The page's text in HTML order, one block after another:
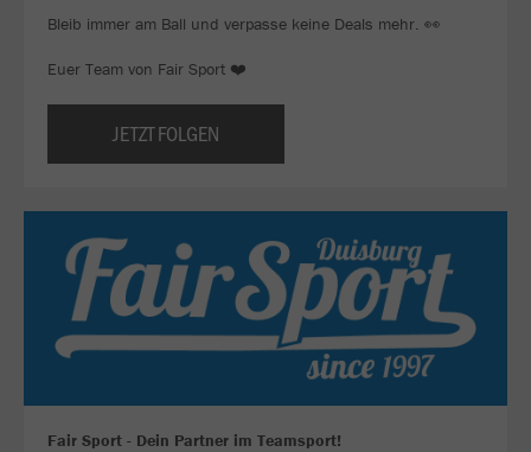
Bleib immer am Ball und verpasse keine Deals mehr. 👀
Euer Team von Fair Sport ❤️
JETZT FOLGEN
Fair Sport - Dein Partner im Teamsport!